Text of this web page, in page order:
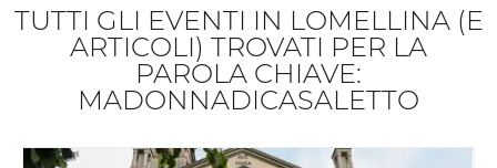
TUTTI GLI EVENTI IN LOMELLINA (E
ARTICOLI) TROVATI PER LA
PAROLA CHIAVE:
MADONNADICASALETTO